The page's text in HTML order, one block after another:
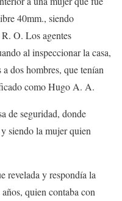
40mm., siendo
O. Los agentes
al inspeccionar la casa,
dos hombres, que tenían
como Hugo A. A.
de seguridad, donde
siendo la mujer quien
revelada y respondía la
quien contaba con